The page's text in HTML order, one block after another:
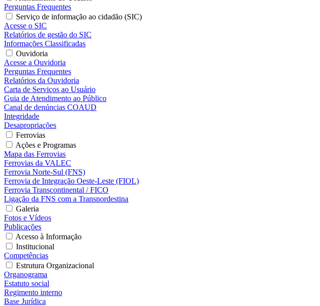
Perguntas Frequentes
Serviço de informação ao cidadão (SIC)
Acesse o SIC
Relatórios de gestão do SIC
Informações Classificadas
Ouvidoria
Acesse a Ouvidoria
Perguntas Frequentes
Relatórios da Ouvidoria
Carta de Serviços ao Usuário
Guia de Atendimento ao Público
Canal de denúncias COAUD
Integridade
Desapropriações
Ferrovias
Ações e Programas
Mapa das Ferrovias
Ferrovias da VALEC
Ferrovia Norte-Sul (FNS)
Ferrovia de Integração Oeste-Leste (FIOL)
Ferrovia Transcontinental / FICO
Ligação da FNS com a Transnordestina
Galeria
Fotos e Vídeos
Publicações
Acesso à Informação
Institucional
Competências
Estrutura Organizacional
Organograma
Estatuto social
Regimento interno
Base Jurídica